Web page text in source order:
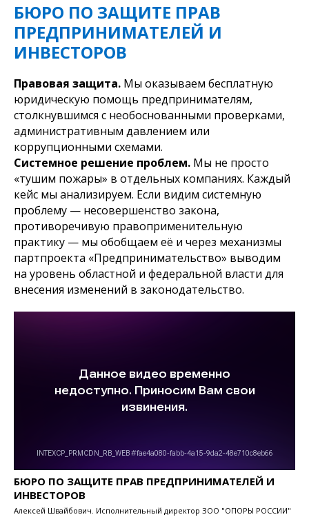
БЮРО ПО ЗАЩИТЕ ПРАВ
ПРЕДПРИНИМАТЕЛЕЙ И
ИНВЕСТОРОВ
Правовая защита. Мы оказываем бесплатную
юридическую помощь предпринимателям,
столкнувшимся с необоснованными проверками,
административным давлением или
коррупционными схемами.
Системное решение проблем. Мы не просто
«тушим пожары» в отдельных компаниях. Каждый
кейс мы анализируем. Если видим системную
проблему — несовершенство закона,
противоречивую правоприменительную
практику — мы обобщаем её и через механизмы
партпроекта «Предпринимательство» выводим
на уровень областной и федеральной власти для
внесения изменений в законодательство.
БЮРО ПО ЗАЩИТЕ ПРАВ ПРЕДПРИНИМАТЕЛЕЙ И
ИНВЕСТОРОВ
Алексей Швайбович. Исполнительный директор ЗОО "ОПОРЫ РОССИИ"